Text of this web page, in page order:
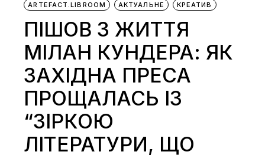
ARTEFACT.LIBROOM
АКТУАЛЬНЕ КРЕАТИВ
ПІШОВ З ЖИТТЯ
МІЛАН КУНДЕРА: ЯК
ЗАХІДНА ПРЕСА
ПРОЩАЛАСЬ ІЗ
“ЗІРКОЮ
ЛІТЕРАТУРИ, ЩО